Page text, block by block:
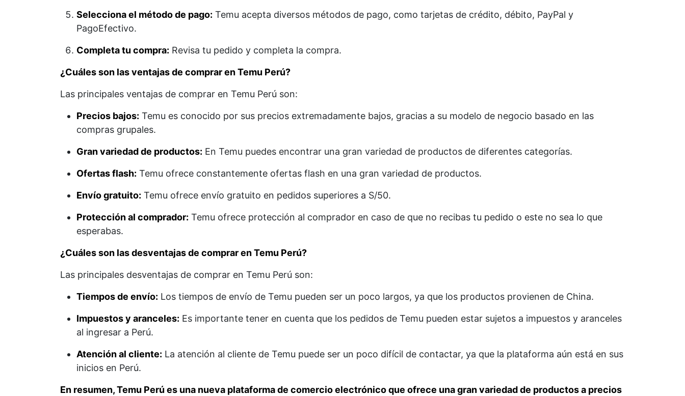
Selecciona el método de pago: Temu acepta diversos métodos de pago, como tarjetas de crédito, débito, PayPal y
PagoEfectivo.
Completa tu compra: Revisa tu pedido y completa la compra.
¿Cuáles son las ventajas de comprar en Temu Perú?
Las principales ventajas de comprar en Temu Perú son:
Precios bajos: Temu es conocido por sus precios extremadamente bajos, gracias a su modelo de negocio basado en las
compras grupales.
Gran variedad de productos: En Temu puedes encontrar una gran variedad de productos de diferentes categorías.
Ofertas flash: Temu ofrece constantemente ofertas flash en una gran variedad de productos.
Envío gratuito: Temu ofrece envío gratuito en pedidos superiores a S/50.
Protección al comprador: Temu ofrece protección al comprador en caso de que no recibas tu pedido o este no sea lo que
esperabas.
¿Cuáles son las desventajas de comprar en Temu Perú?
Las principales desventajas de comprar en Temu Perú son:
Tiempos de envío: Los tiempos de envío de Temu pueden ser un poco largos, ya que los productos provienen de China.
Impuestos y aranceles: Es importante tener en cuenta que los pedidos de Temu pueden estar sujetos a impuestos y aranceles
al ingresar a Perú.
Atención al cliente: La atención al cliente de Temu puede ser un poco difícil de contactar, ya que la plataforma aún está en sus
inicios en Perú.
En resumen, Temu Perú es una nueva plataforma de comercio electrónico que ofrece una gran variedad de productos a precios